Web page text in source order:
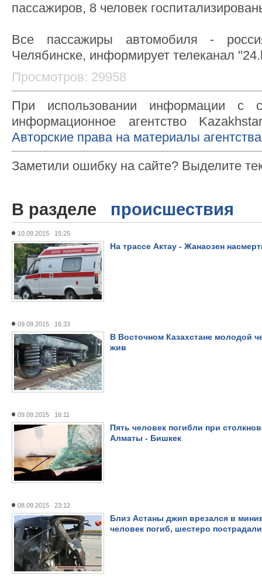
пассажиров, 8 человек
Все пассажиры автомобиля -
Челябинске, информирует телеканал
Просмотров: 29958
При использовании информации с
информационное агентство
Авторские права на материалы
Заметили ошибку на сайте? Выделите
В разделе происшествия
10.09.2015 15:25
На трассе Актау - Жанаозен
09.09.2015 16:33
В Восточном Казахстане молодой
жив
09.09.2015 16:11
Пять человек погибли при
Алматы - Бишкек
08.09.2015 23:12
Близ Астаны джип врезался в
человек погиб, шестеро пострадали